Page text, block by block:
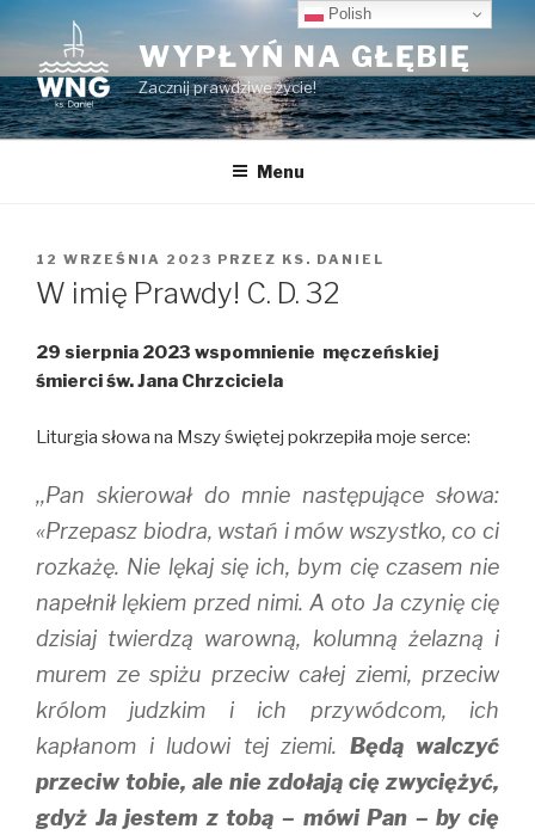
Przeskocz
do
treści
WYPŁYŃ NA GŁĘBIĘ
Zacznij prawdziwe życie!
Menu
OPUBLIKOWANE
W
12 WRZEŚNIA 2023 PRZEZ KS. DANIEL
W imię Prawdy! C. D. 32
29 sierpnia 2023 wspomnienie męczeńskiej
śmierci św. Jana Chrzciciela
Liturgia słowa na Mszy świętej pokrzepiła moje serce:
,,Pan skierował do mnie następujące słowa:
«Przepasz biodra, wstań i mów wszystko, co ci
rozkażę. Nie lękaj się ich, bym cię czasem nie
napełnił lękiem przed nimi. A oto Ja czynię cię
dzisiaj twierdzą warowną, kolumną żelazną i
murem ze spiżu przeciw całej ziemi, przeciw
królom judzkim i ich przywódcom, ich
kapłanom i ludowi tej ziemi. Będą walczyć
przeciw tobie, ale nie zdołają cię zwyciężyć,
gdyż Ja jestem z tobą – mówi Pan – by cię
Polish